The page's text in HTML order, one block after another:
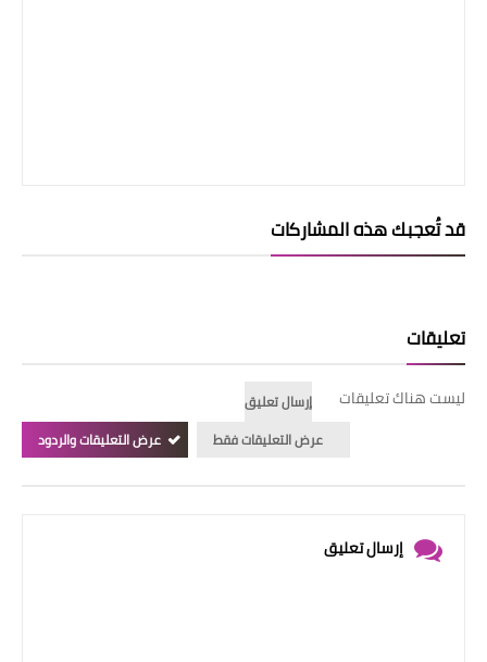
قد تُعجبك هذه المشاركات
تعليقات
ليست هناك تعليقات
إرسال تعليق
عرض التعليقات فقط
عرض التعليقات والردود
إرسال تعليق